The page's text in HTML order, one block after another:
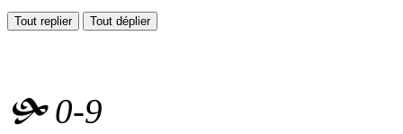
Tout replier Tout déplier
🙟 0-9